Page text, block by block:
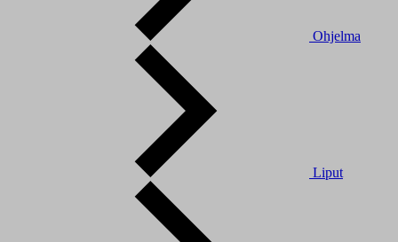
Ohjelma
Liput